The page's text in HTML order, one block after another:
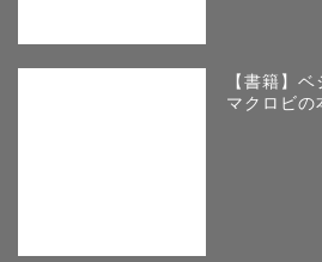
【書籍】
マクロビの